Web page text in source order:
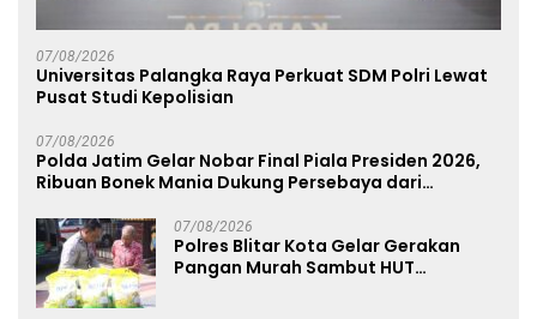
07/08/2026
Universitas Palangka Raya Perkuat SDM Polri Lewat
Pusat Studi Kepolisian
07/08/2026
Polda Jatim Gelar Nobar Final Piala Presiden 2026,
Ribuan Bonek Mania Dukung Persebaya dari
07/08/2026
Polres Blitar Kota Gelar Gerakan
Pangan Murah Sambut HUT